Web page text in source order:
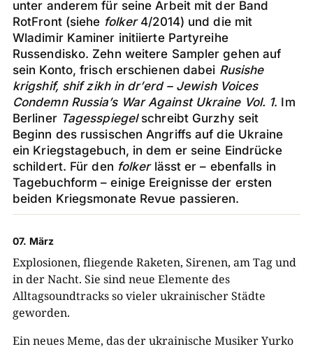
unter anderem für seine Arbeit mit der Band
RotFront (siehe folker4/2014) und die mit
Wladimir Kaminer initiierte Partyreihe
Russendisko. Zehn weitere Sampler gehen auf
sein Konto, frisch erschienen dabei Rusishe
krigshif, shif zikh in dr’erd – Jewish Voices
Condemn Russia’s War Against Ukraine Vol. 1. Im
Berliner Tagesspiegel schreibt Gurzhy seit
Beginn des russischen Angriffs auf die Ukraine
ein Kriegstagebuch, in dem er seine Eindrücke
schildert. Für den folkerlässt er – ebenfalls in
Tagebuchform – einige Ereignisse der ersten
beiden Kriegsmonate Revue passieren.
07. März
Explosionen, fliegende Raketen, Sirenen, am Tag und
in der Nacht. Sie sind neue Elemente des
Alltagsoundtracks so vieler ukrainischer Städte
geworden.
Ein neues Meme, das der ukrainische Musiker Yurko